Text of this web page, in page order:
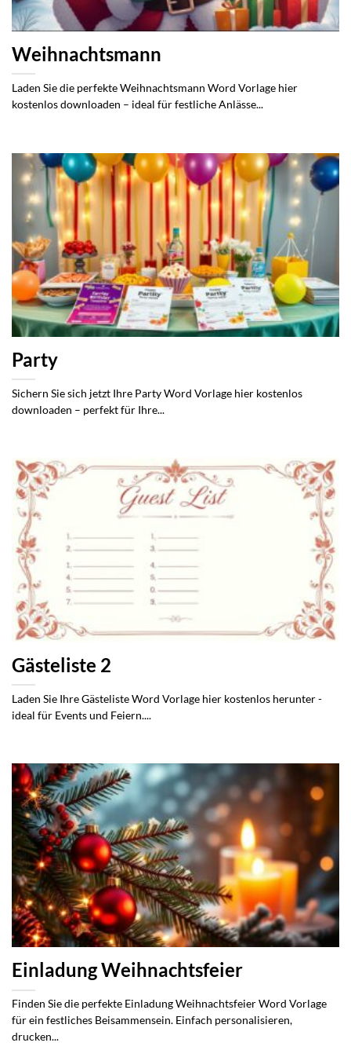
Weihnachtsmann
Laden Sie die perfekte Weihnachtsmann Word Vorlage hier
kostenlos downloaden – ideal für festliche Anlässe...
Party
Sichern Sie sich jetzt Ihre Party Word Vorlage hier kostenlos
downloaden – perfekt für Ihre...
Gästeliste 2
Laden Sie Ihre Gästeliste Word Vorlage hier kostenlos herunter -
ideal für Events und Feiern....
Einladung Weihnachtsfeier
Finden Sie die perfekte Einladung Weihnachtsfeier Word Vorlage
für ein festliches Beisammensein. Einfach personalisieren,
drucken...